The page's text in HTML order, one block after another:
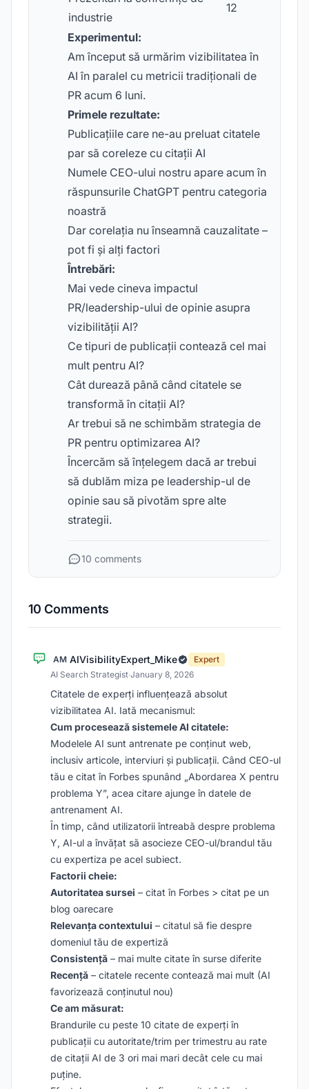
industrie
12
Experimentul:
Am început să urmărim vizibilitatea în
AI în paralel cu metricii tradiționali de
PR acum 6 luni.
Primele rezultate:
Publicațiile care ne-au preluat citatele
par să coreleze cu citații AI
Numele CEO-ului nostru apare acum în
răspunsurile ChatGPT pentru categoria
noastră
Dar corelația nu înseamnă cauzalitate –
pot fi și alți factori
Întrebări:
Mai vede cineva impactul
PR/leadership-ului de opinie asupra
vizibilității AI?
Ce tipuri de publicații contează cel mai
mult pentru AI?
Cât durează până când citatele se
transformă în citații AI?
Ar trebui să ne schimbăm strategia de
PR pentru optimizarea AI?
Încercăm să înțelegem dacă ar trebui
să dublăm miza pe leadership-ul de
opinie sau să pivotăm spre alte
strategii.
10 comments
10 Comments
AM AIVisibilityExpert_Mike
Expert
AI Search Strategist·January 8, 2026
Citatele de experți influențează absolut
vizibilitatea AI. Iată mecanismul:
Cum procesează sistemele AI citatele:
Modelele AI sunt antrenate pe conținut web,
inclusiv articole, interviuri și publicații. Când CEO-ul
tău e citat în Forbes spunând „Abordarea X pentru
problema Y”, acea citare ajunge în datele de
antrenament AI.
În timp, când utilizatorii întreabă despre problema
Y, AI-ul a învățat să asocieze CEO-ul/brandul tău
cu expertiza pe acel subiect.
Factorii cheie:
Autoritatea sursei – citat în Forbes > citat pe un
blog oarecare
Relevanța contextului – citatul să fie despre
domeniul tău de expertiză
Consistență – mai multe citate în surse diferite
Recență – citatele recente contează mai mult (AI
favorizează conținutul nou)
Ce am măsurat:
Brandurile cu peste 10 citate de experți în
publicații cu autoritate/trim per trimestru au rate
de citații AI de 3 ori mai mari decât cele cu mai
puține.